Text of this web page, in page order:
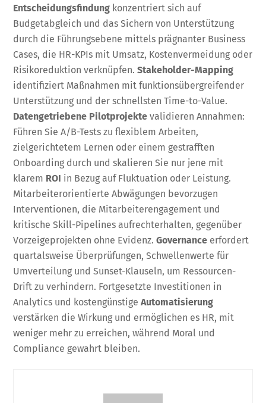
Entscheidungsfindung konzentriert sich auf
Budgetabgleich und das Sichern von Unterstützung
durch die Führungsebene mittels prägnanter Business
Cases, die HR-KPIs mit Umsatz, Kostenvermeidung oder
Risikoreduktion verknüpfen.Stakeholder-Mapping
identifiziert Maßnahmen mit funktionsübergreifender
Unterstützung und der schnellsten Time-to-Value.
Datengetriebene Pilotprojekte validieren Annahmen:
Führen Sie A/B-Tests zu flexiblem Arbeiten,
zielgerichtetem Lernen oder einem gestrafften
Onboarding durch und skalieren Sie nur jene mit
klarem ROI in Bezug auf Fluktuation oder Leistung.
Mitarbeiterorientierte Abwägungen bevorzugen
Interventionen, die Mitarbeiterengagement und
kritische Skill-Pipelines aufrechterhalten, gegenüber
Vorzeigeprojekten ohne Evidenz.Governance erfordert
quartalsweise Überprüfungen, Schwellenwerte für
Umverteilung und Sunset-Klauseln, um Ressourcen-
Drift zu verhindern. Fortgesetzte Investitionen in
Analytics und kostengünstigeAutomatisierung
verstärken die Wirkung und ermöglichen es HR, mit
weniger mehr zu erreichen, während Moral und
Compliance gewahrt bleiben.